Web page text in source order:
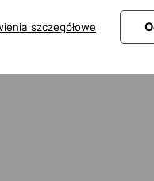
szczegółowe